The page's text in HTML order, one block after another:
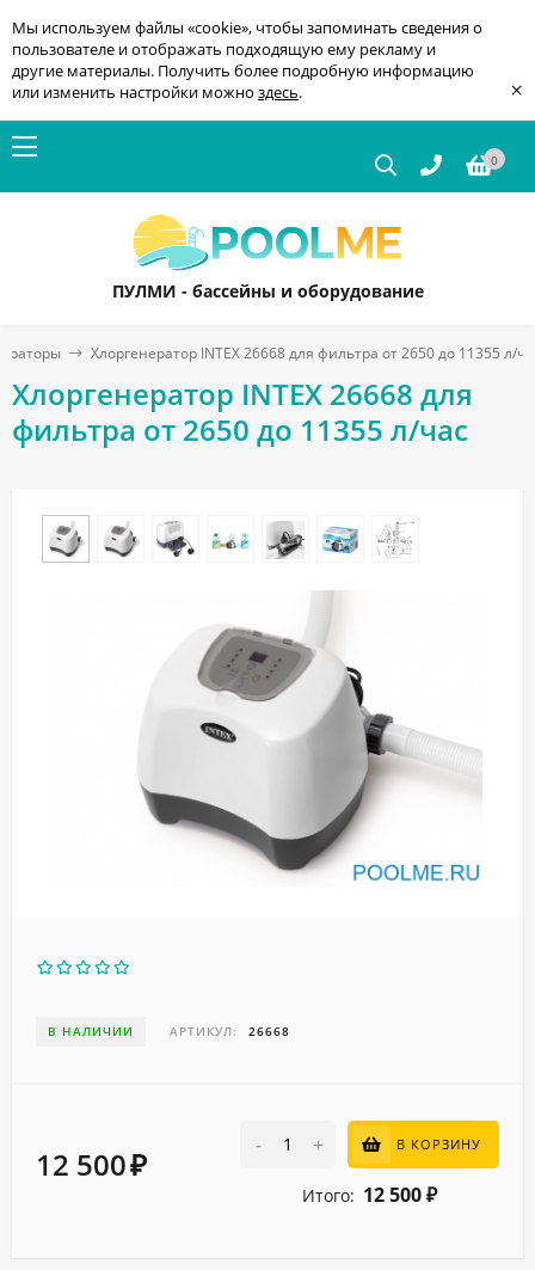
Мы используем файлы «cookie», чтобы запоминать сведения о
пользователе и отображать подходящую ему рекламу и
другие материалы. Получить более подробную информацию
или изменить настройки можно здесь. ×
0
ПУЛМИ - бассейны и оборудование
Хлоргенератор INTEX 26668 для фильтра от 2650 до 11355 л/
Хлоргенератор INTEX 26668 для
фильтра от 2650 до 11355 л/час
В НАЛИЧИИ АРТИКУЛ: 26668
12 500₽
- + В КОРЗИНУ
Итого: 12 500 ₽